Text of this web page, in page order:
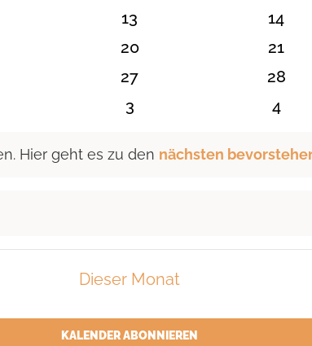
Veranstaltungen
0
Veranstaltungen
13
0
14
0
Veranstaltungen
20
0
21
0
Veranstaltungen
27
0
28
0
3
0
4
Hier geht es zu den nächsten
Dieser Monat
KALENDER ABONNIEREN